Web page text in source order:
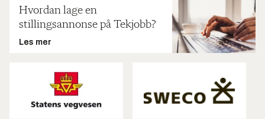
Hvordan lage en
stillingsannonse på Tekjobb?
Les mer